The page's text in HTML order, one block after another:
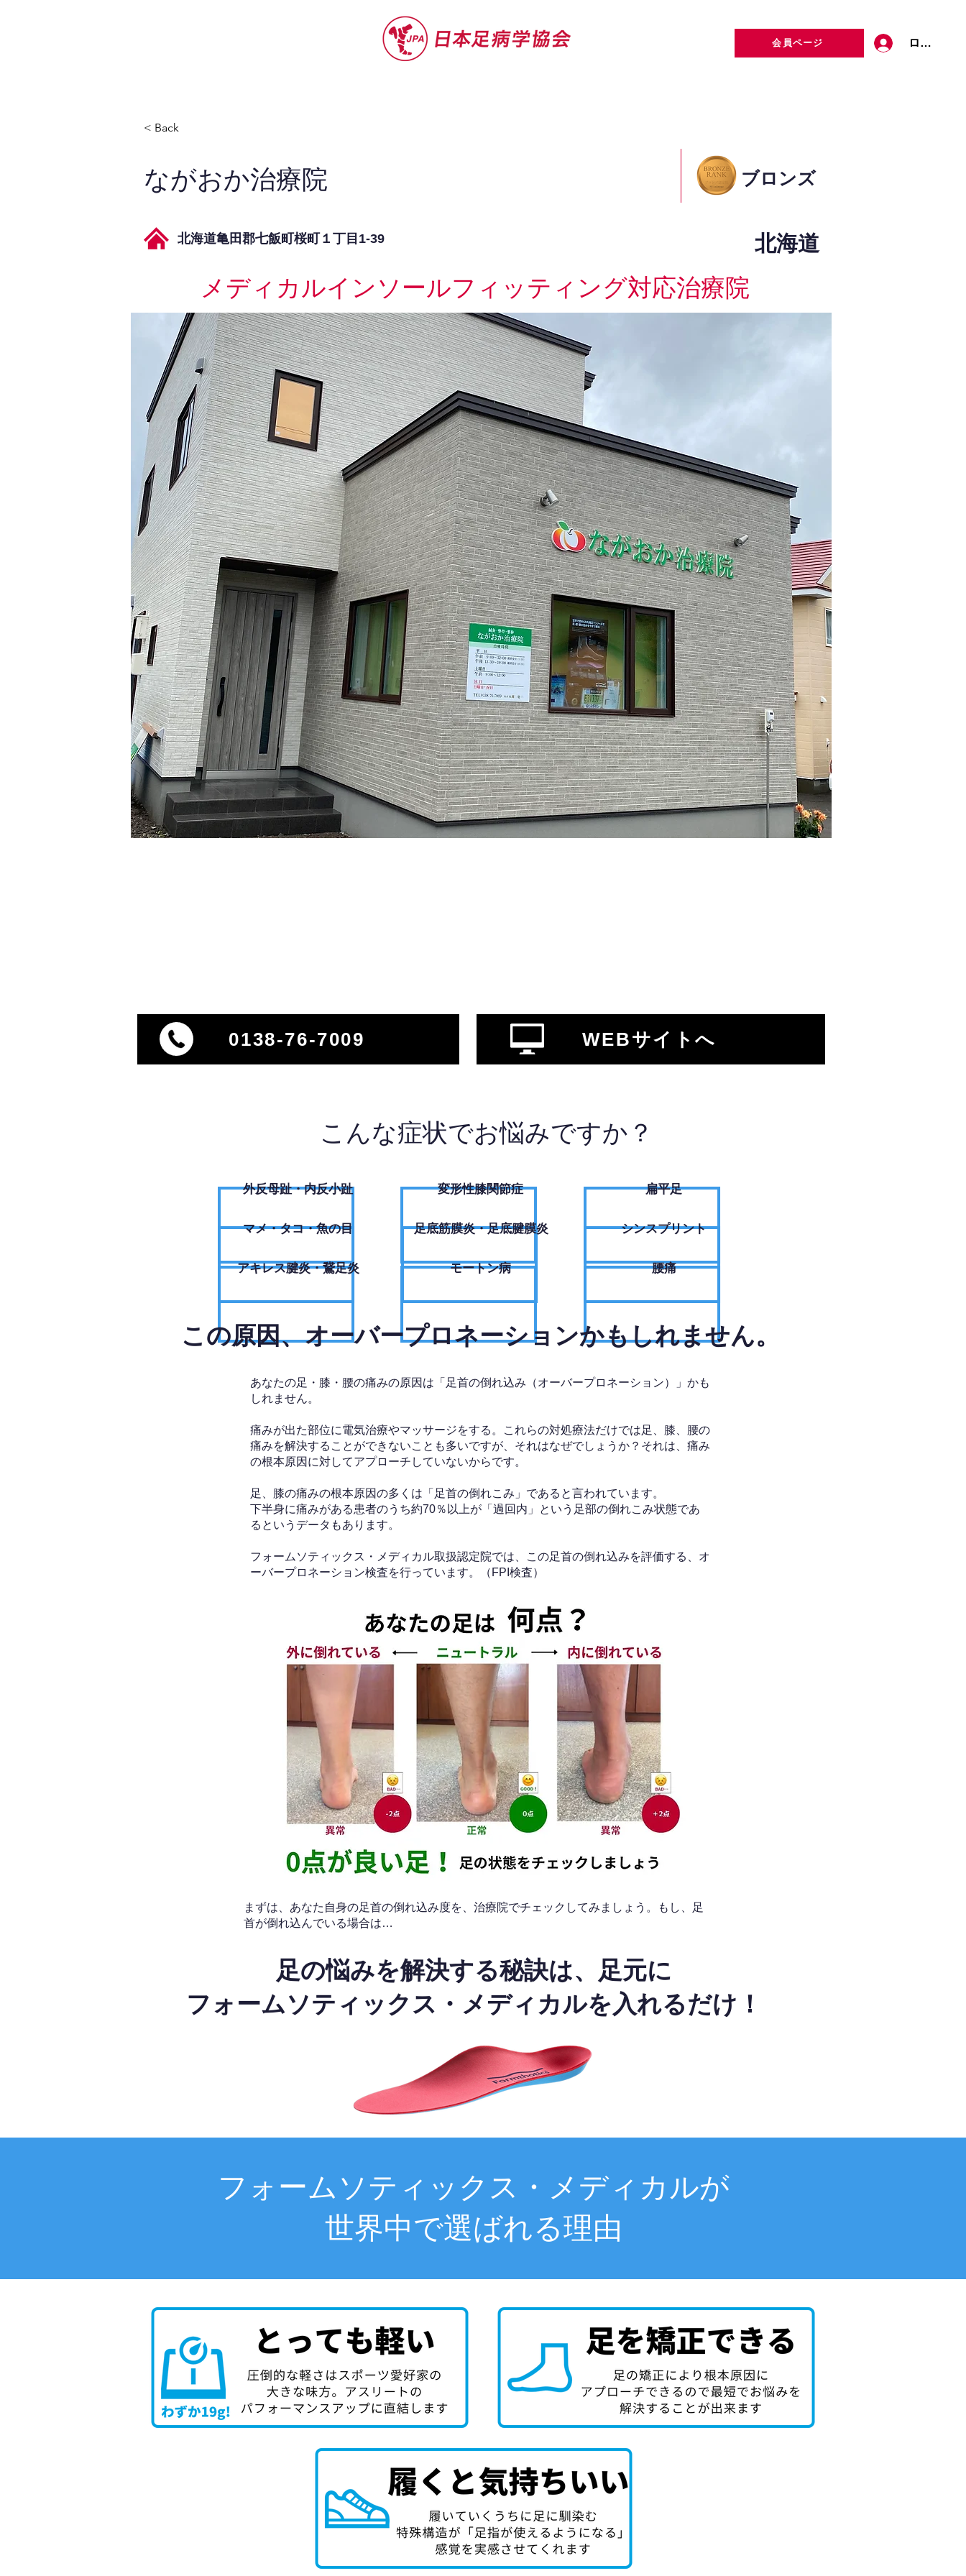
会員ページ ログイン
< Back
ながおか治療院 ブロンズ
北海道亀田郡七飯町桜町１丁目1-39 北海道
メディカルインソールフィッティング対応治療院
0138-76-7009 WEBサイトへ
こんな症状でお悩みですか？
外反母趾・内反小趾
​マメ・タコ・魚の目
アキレス腱炎・鵞足炎
変形性膝関節症
足底筋膜炎・足底腱膜炎
モートン病
扁平足
シンスプリント
腰痛
​この原因、オーバープロネーションかもしれません。
あなたの足・膝・腰の痛みの原因は「足首の倒れ込み（オーバープロネーション）」かも
しれません。
痛みが出た部位に電気治療やマッサージをする。これらの対処療法だけでは足、膝、腰の
痛みを解決することができないことも多いですが、それはなぜでしょうか？それは、痛み
の根本原因に対してアプローチしていないからです。
足、膝の痛みの根本原因の多くは「足首の倒れこみ」であると言われています。
下半身に痛みがある患者のうち約70％以上が「過回内」という足部の倒れこみ状態であ
るというデータもあります。
フォームソティックス・メディカル取扱認定院では、この足首の倒れ込みを評価する、オ
ーバープロネーション検査を行っています。（FPI検査）​
​まずは、あなた自身の足首の倒れ込み度を、治療院でチェックしてみましょう。もし、足
首が倒れ込んでいる場合は…
足の悩みを解決する秘訣は、足元に
フォームソティックス・メディカルを入れるだけ！
フォームソティックス・メディカルが
世界中で選ばれる理由